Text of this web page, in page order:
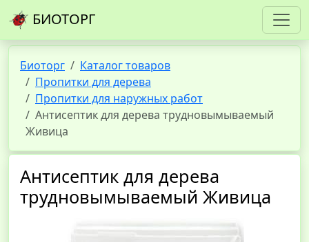
БИОТОРГ
Биоторг
Каталог товаров
Пропитки для дерева
Пропитки для наружных работ
Антисептик для дерева трудновымываемый
Живица
Антисептик для дерева
трудновымываемый Живица